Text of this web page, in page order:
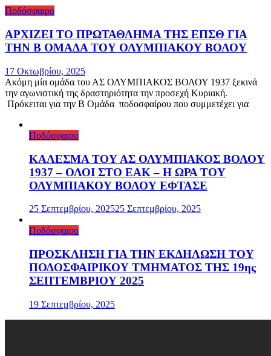
Ποδόσφαιρο
ΑΡΧΙΖΕΙ ΤΟ ΠΡΩΤΑΘΛΗΜΑ ΤΗΣ ΕΠΣΘ ΓΙΑ
ΤΗΝ Β ΟΜΑΔΑ ΤΟΥ ΟΛΥΜΠΙΑΚΟΥ ΒΟΛΟΥ
17 Οκτωβρίου, 2025
Ακόμη μία ομάδα του ΑΣ ΟΛΥΜΠΙΑΚΟΣ ΒΟΛΟΥ 1937 ξεκινά
την αγωνιστική της δραστηριότητα την προσεχή Κυριακή.
Πρόκειται για την Β Ομάδα ποδοσφαίρου που συμμετέχει για
Ποδόσφαιρο
ΚΑΛΕΣΜΑ ΤΟΥ ΑΣ ΟΛΥΜΠΙΑΚΟΣ ΒΟΛΟΥ
1937 – ΟΛΟΙ ΣΤΟ ΕΑΚ – Η ΩΡΑ ΤΟΥ
ΟΛΥΜΠΙΑΚΟΥ ΒΟΛΟΥ ΕΦΤΑΣΕ
25 Σεπτεμβρίου, 202525 Σεπτεμβρίου, 2025
Ποδόσφαιρο
ΠΡΟΣΚΛΗΣΗ ΓΙΑ ΤΗΝ ΕΚΔΗΛΩΣΗ ΤΟΥ
ΠΟΔΟΣΦΑΙΡΙΚΟΥ ΤΜΗΜΑΤΟΣ ΤΗΣ 19ης
ΣΕΠΤΕΜΒΡΙΟΥ 2025
19 Σεπτεμβρίου, 2025